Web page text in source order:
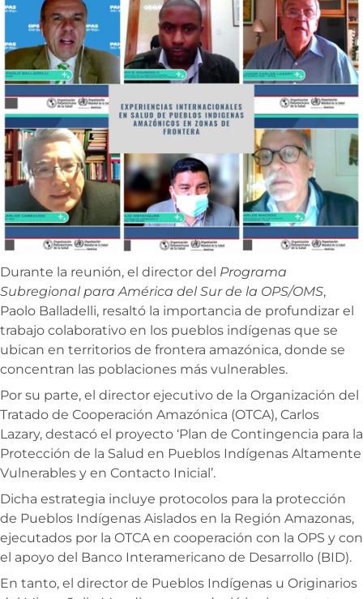
Durante la reunión, el director del Programa
Subregional para América del Sur de la OPS/OMS,
Paolo Balladelli, resaltó la importancia de profundizar el
trabajo colaborativo en los pueblos indígenas que se
ubican en territorios de frontera amazónica, donde se
concentran las poblaciones más vulnerables.
Por su parte, el director ejecutivo de la Organización del
Tratado de Cooperación Amazónica (OTCA), Carlos
Lazary, destacó el proyecto ‘Plan de Contingencia para la
Protección de la Salud en Pueblos Indígenas Altamente
Vulnerables y en Contacto Inicial’.
Dicha estrategia incluye protocolos para la protección
de Pueblos Indígenas Aislados en la Región Amazonas,
ejecutados por la OTCA en cooperación con la OPS y con
el apoyo del Banco Interamericano de Desarrollo (BID).
En tanto, el director de Pueblos Indígenas u Originarios